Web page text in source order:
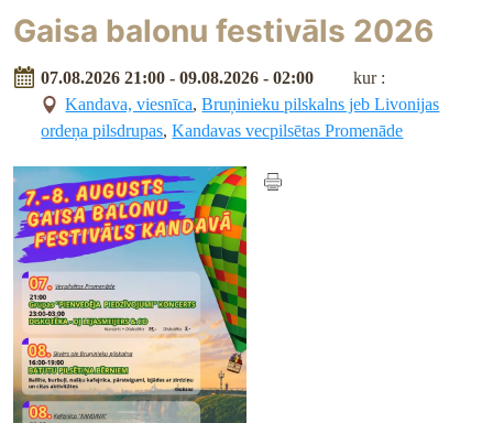
Gaisa balonu festivāls 2026
07.08.2026 21:00 - 09.08.2026 - 02:00
kur :
Kandava, viesnīca,Bruņinieku pilskalns jeb Livonijas
ordeņa pilsdrupas,Kandavas vecpilsētas Promenāde